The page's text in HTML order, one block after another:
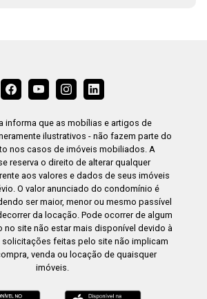
informa que as mobílias e artigos de
ilustrativos - não fazem parte do
nos casos de imóveis mobiliados. A
reserva o direito de alterar qualquer
aos valores e dados de seus imóveis
O valor anunciado do condomínio é
ser maior, menor ou mesmo passível
da locação. Pode ocorrer de algum
no site não estar mais disponível devido à
feitas pelo site não implicam
venda ou locação de quaisquer
imóveis.